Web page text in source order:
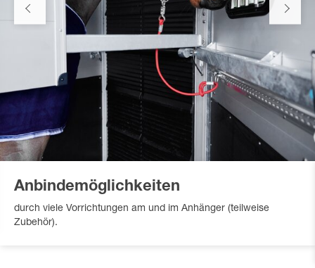
Anbindemöglichkeiten
durch viele Vorrichtungen am und im Anhänger (teilweise
Zubehör).